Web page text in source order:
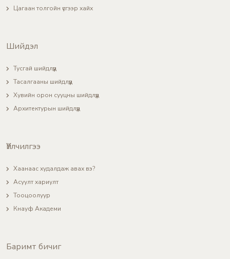
Цагаан толгойн үсгээр хайх
Шийдэл
Тусгай шийдлүүд
Тасалгааны шийдлүүд
Хувийн орон сууцны шийдлүүд
Архитектурын шийдлүүд
Үйлчилгээ
Хаанаас худалдаж авах вэ?
Асуулт хариулт
Тооцоолуур
Кнауф Академи
Баримт бичиг